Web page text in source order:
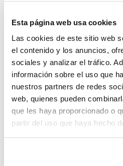
Esta página web usa cookies
Las cookies de este sitio web
el contenido y los anuncios,
sociales y analizar el tráfico.
información sobre el uso que
nuestros partners de redes
web, quienes pueden
que les haya proporcionado o
partir del uso que haya hecho